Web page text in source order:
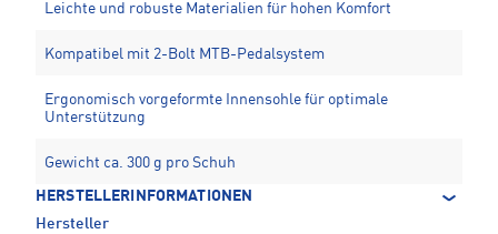
Leichte und robuste Materialien für hohen Komfort
Kompatibel mit 2-Bolt MTB-Pedalsystem
Ergonomisch vorgeformte Innensohle für optimale
Unterstützung
Gewicht ca. 300 g pro Schuh
HERSTELLERINFORMATIONEN
Hersteller